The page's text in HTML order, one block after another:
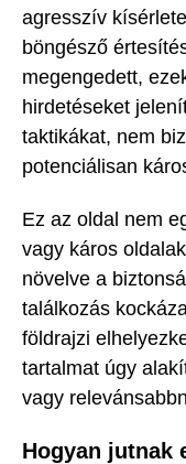
agresszív
böngésző
megengedett,
hirdetéseket
taktikákat, nem
potenciálisan
Ez az oldal nem
vagy káros
növelve a
találkozás
földrajzi
tartalmat úgy
vagy
Hogyan jutnak